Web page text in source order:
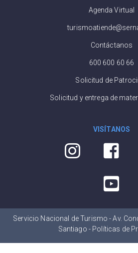
Agenda Virtual
Contáctanos
600 600 60 66
Solicitud de
Solicitud y entrega de
VISÍTANOS
Servicio Nacional de Turismo - Av.
Santiago - Políticas de